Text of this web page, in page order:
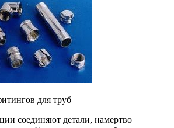
для труб
соединяют детали, намертво